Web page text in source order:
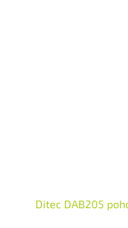
Ditec DAB205